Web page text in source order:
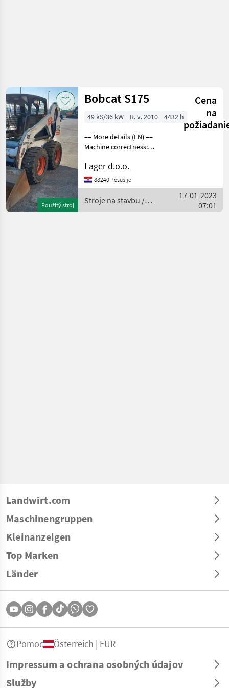
Použitý stroj
Bobcat S175
Cena
na
49 kS/36 kW R. v. 2010 4432 h
== More details (EN) ==
Machine correctness:
Pneumatic ROPS/FOPS
canopy hydraulic line for
attachments maximum
capacity 1472kg oil flow 64
Lager d.o.o.
88240 Posusije
Stroje na stavbu /
Bobcat
17-01-2023
07:01
Landwirt.com
Maschinengruppen
Kleinanzeigen
Top Marken
Länder
Impressum a ochrana osobných údajov
Služby
Pomoc Österreich | EUR